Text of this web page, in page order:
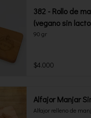
382 - Rollo de
(vegano sin
90 gr
$4.000
Alfajor Manjar
Alfajor relleno de